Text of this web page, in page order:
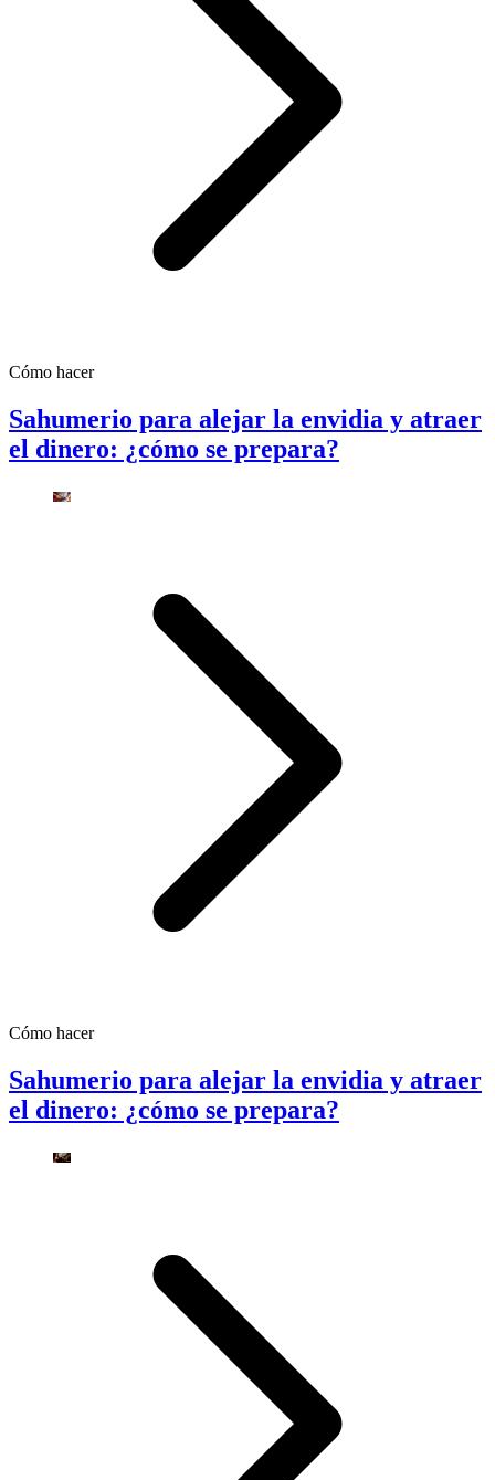
Cómo hacer
Sahumerio para alejar la envidia y atraer
el dinero: ¿cómo se prepara?
Cómo hacer
Sahumerio para alejar la envidia y atraer
el dinero: ¿cómo se prepara?